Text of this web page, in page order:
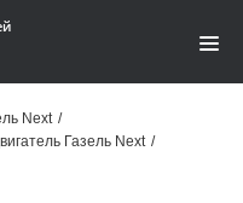
Next /
Газель Next /